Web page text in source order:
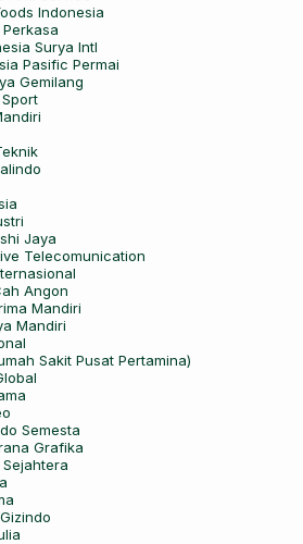
Indonesia
Surya Intl
Pasific Permai
Gemilang
Sport
Jaya
Telecomunication
Angon
Mandiri
Mandiri
Sakit Pusat Pertamina)
Semesta
Grafika